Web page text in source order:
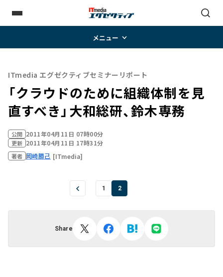
メニュー
ITmedia エグゼクティブセミナーリポート
「クラウドのために組織体制を見
直すべき」――大和総研、鈴木専務
公開 2011年04月11日 07時00分
更新 2011年04月11日 17時31分
著者 岡崎勝己 [ITmedia]
1 2
Share